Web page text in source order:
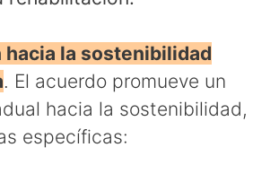
hacia la sostenibilidad
. El acuerdo promueve un
hacia la sostenibilidad,
específicas: